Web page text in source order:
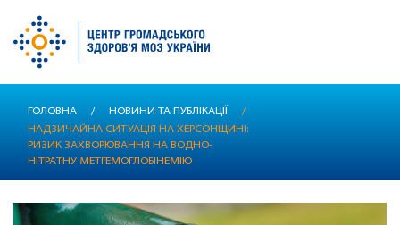
основного
вмісту
ГОЛОВНА / НОВИНИ ТА ПУБЛІКАЦІЇ
/
НАДЗИЧАЙНА СИТУАЦІЯ НА ХЕРСОНЩИНІ:
РИЗИК ЗАХВОРЮВАННЯ НА ВОДНО-
НІТРАТНУ МЕТГЕМОГЛОБІНЕМІЮ